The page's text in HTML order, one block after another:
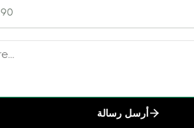
أرسل رسالة